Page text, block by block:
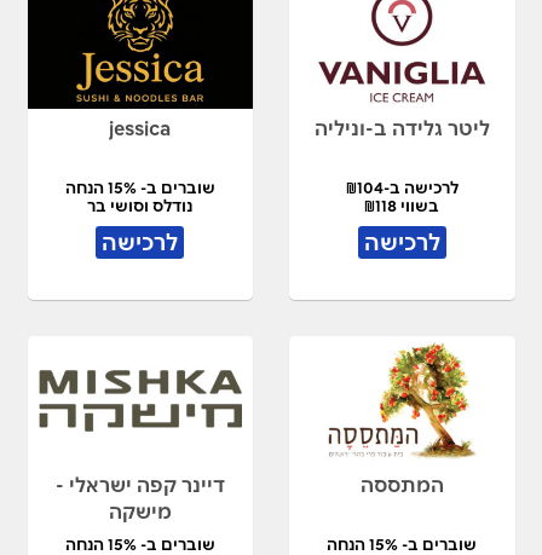
ליטר גלידה ב-וניליה
לרכישה ב-₪104
בשווי ₪118
לרכישה
jessica
שוברים ב- 15% הנחה
נודלס וסושי בר
לרכישה
המתססה
שוברים ב- 15% הנחה
דיינר קפה ישראלי -
מישקה
שוברים ב- 15% הנחה